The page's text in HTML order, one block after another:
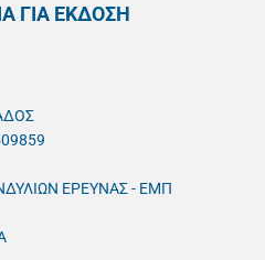
ΓΙΑ ΕΚΔΟΣΗ
ΕΡΕΥΝΑΣ - ΕΜΠ